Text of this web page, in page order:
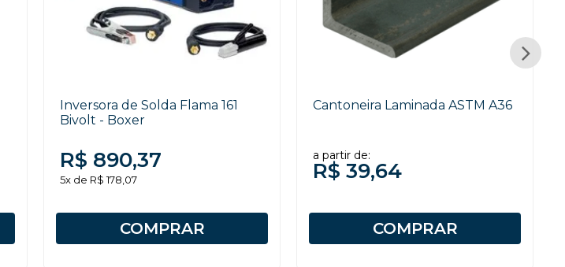
Inversora de Solda Flama 161
Bivolt - Boxer
R$ 890,37
5x de R$ 178,07
COMPRAR
Cantoneira Laminada ASTM A36
a partir de:
R$ 39,64
COMPRAR